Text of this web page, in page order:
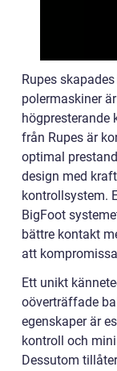
Rupes
polermaskiner
högpresterande
från Rupes är
optimal
design med
kontrollsystem.
BigFoot
bättre kontakt
att
Ett unikt
oöverträffade
egenskaper är
kontroll och
Dessutom